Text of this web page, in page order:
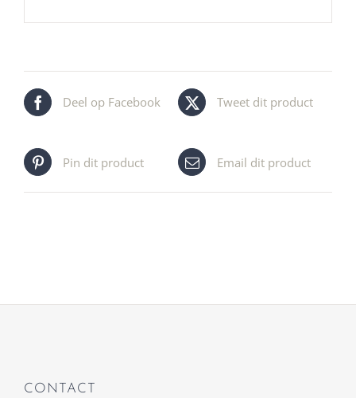
Deel op Facebook Tweet dit product
Pin dit product Email dit product
CONTACT